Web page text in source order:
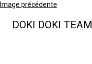
Image précédente
DOKI DOKI TEAM